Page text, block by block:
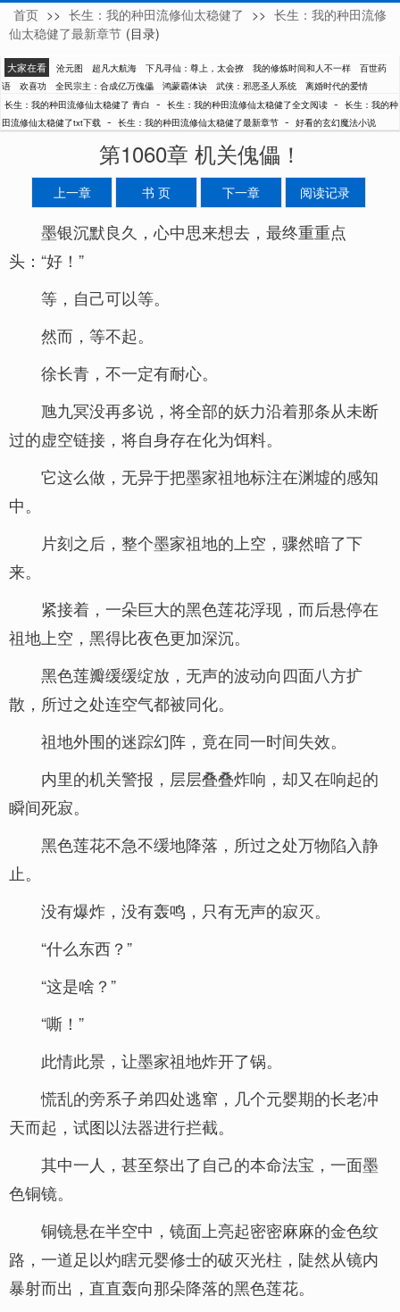
青白
首页 >> 长生：我的种田流修仙太稳健了 >> 长生：我的种田流修
仙太稳健了最新章节 (目录)
大家在看 沧元图 超凡大航海 下凡寻仙：尊上，太会撩 我的修炼时间和人不一样
百世药
语
欢喜功 全民宗主：合成亿万傀儡 鸿蒙霸体诀 武侠：邪恶圣人系统
离婚时代的爱情
长生：我的种田流修仙太稳健了 青白 - 长生：我的种田流修仙太稳健了全文阅读 - 长生：我的种
田流修仙太稳健了txt下载 - 长生：我的种田流修仙太稳健了最新章节 - 好看的玄幻魔法小说
第1060章 机关傀儡！
上一章 书 页 下一章 阅读记录
墨银沉默良久，心中思来想去，最终重重点
头：“好！”
等，自己可以等。
然而，等不起。
徐长青，不一定有耐心。
虺九冥没再多说，将全部的妖力沿着那条从未断
过的虚空链接，将自身存在化为饵料。
它这么做，无异于把墨家祖地标注在渊墟的感知
中。
片刻之后，整个墨家祖地的上空，骤然暗了下
来。
紧接着，一朵巨大的黑色莲花浮现，而后悬停在
祖地上空，黑得比夜色更加深沉。
黑色莲瓣缓缓绽放，无声的波动向四面八方扩
散，所过之处连空气都被同化。
祖地外围的迷踪幻阵，竟在同一时间失效。
内里的机关警报，层层叠叠炸响，却又在响起的
瞬间死寂。
黑色莲花不急不缓地降落，所过之处万物陷入静
止。
没有爆炸，没有轰鸣，只有无声的寂灭。
“什么东西？”
“这是啥？”
“嘶！”
此情此景，让墨家祖地炸开了锅。
慌乱的旁系子弟四处逃窜，几个元婴期的长老冲
天而起，试图以法器进行拦截。
其中一人，甚至祭出了自己的本命法宝，一面墨
色铜镜。
铜镜悬在半空中，镜面上亮起密密麻麻的金色纹
路，一道足以灼瞎元婴修士的破灭光柱，陡然从镜内
暴射而出，直直轰向那朵降落的黑色莲花。